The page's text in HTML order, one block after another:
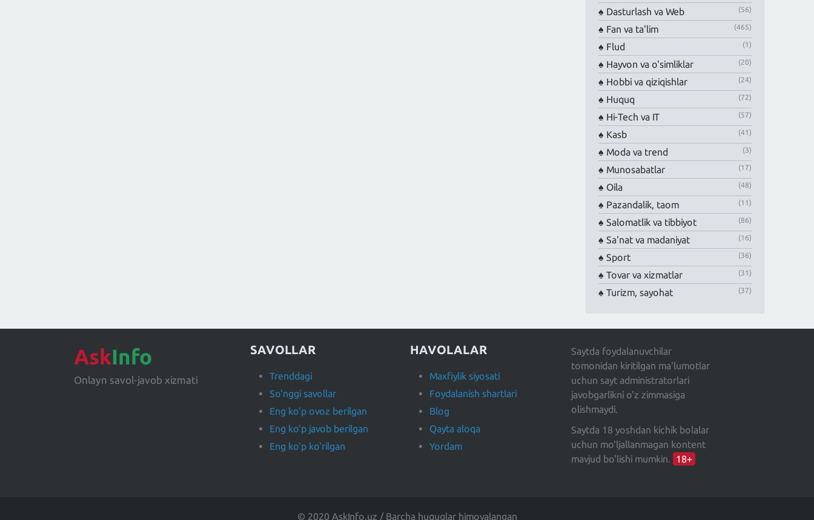
Dasturlash va Web (56)
Fan va ta'lim (465)
Flud (1)
Hayvon va o'simliklar (20)
Hobbi va qiziqishlar (24)
Huquq (72)
Hi-Tech va IT (57)
Kasb (41)
Moda va trend (3)
Munosabatlar (17)
Oila (48)
Pazandalik, taom (11)
Salomatlik va tibbiyot (86)
Sa'nat va madaniyat (16)
Sport (36)
Tovar va xizmatlar (31)
Turizm, sayohat (37)
AskInfo
Onlayn savol-javob xizmati
SAVOLLAR
Trenddagi
So'nggi savollar
Eng ko'p ovoz berilgan
Eng ko'p javob berilgan
Eng ko'p ko'rilgan
HAVOLALAR
Maxfiylik siyosati
Foydalanish shartlari
Blog
Qayta aloqa
Yordam
Saytda foydalanuvchilar
tomonidan kiritilgan ma'lumotlar
uchun sayt administratorlari
javobgarlikni o'z zimmasiga
olishmaydi.
Saytda 18 yoshdan kichik bolalar
uchun mo'ljallanmagan kontent
mavjud bo'lishi mumkin.
18+
© 2020 AskInfo.uz / Barcha huquqlar himoyalangan